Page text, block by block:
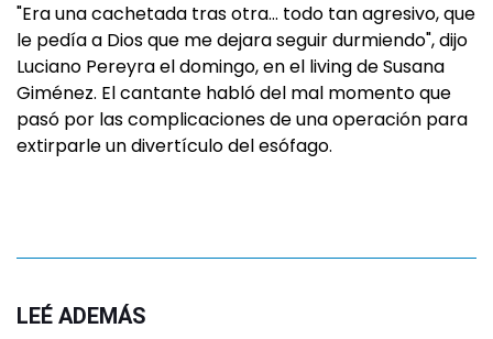
"Era una cachetada tras otra… todo tan agresivo, que
le pedía a Dios que me dejara seguir durmiendo", dijo
Luciano Pereyra el domingo, en el living de Susana
Giménez. El cantante habló del mal momento que
pasó por las complicaciones de una operación para
extirparle un divertículo del esófago.
LEÉ ADEMÁS